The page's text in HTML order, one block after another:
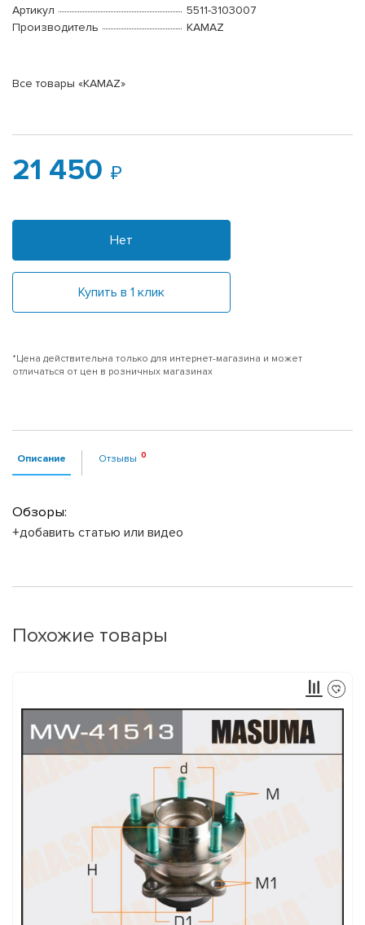
Артикул
5511-3103007
Производитель
KAMAZ
Все товары «KAMAZ»
21 450
Нет
Купить в 1 клик
*Цена действительна только для интернет-магазина и может
отличаться от цен в розничных магазинах
Описание Отзывы
Обзоры:
+добавить статью или видео
Похожие товары